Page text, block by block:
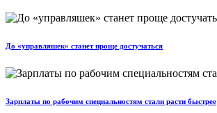
До «управляшек» станет проще достучаться
Зарплаты по рабочим специальностям стали расти быстрее